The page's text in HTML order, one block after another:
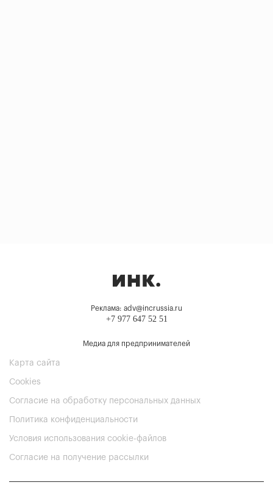
Реклама: adv@incrussia.ru
+7 977 647 52 51
Медиа для предпринимателей
Карта сайта
Cookies
Согласие на обработку персональных данных
Политика конфиденциальности
Условия использования cookie-файлов
Согласие на получение рассылки